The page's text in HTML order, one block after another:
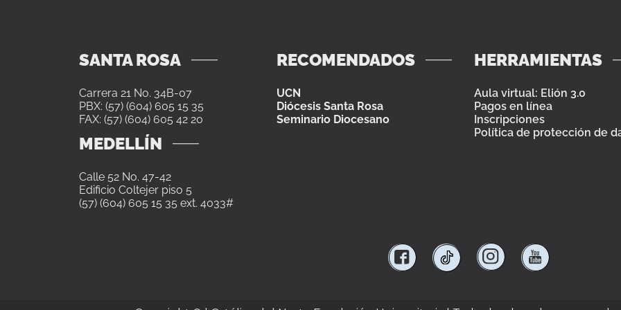
SANTA ROSA
Carrera 21 No. 34B-07
PBX: (57) (604) 605 15 35
FAX: (57) (604) 605 42 20
MEDELLÍN
Calle 52 No. 47-42
Edificio Coltejer piso 5
(57) (604) 605 15 35 ext. 4033#
RECOMENDADOS
UCN
Diócesis Santa Rosa
Seminario Diocesano
HERRAMIENTAS
Aula virtual: Elión 3.0
Pagos en línea
Inscripciones
Política de protección de